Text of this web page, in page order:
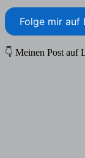
Folge mir auf
👇 Meinen Post auf